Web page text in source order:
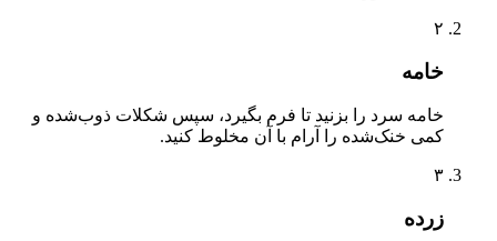
خامه سرد را بزنید تا فرم بگیرد، سپس شکلات ذوب‌شده و
کمی خنک‌شده را آرام با آن مخلوط کنید.